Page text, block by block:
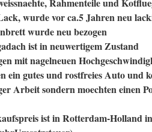
wurde vor ca.5 Jahren neu
wurde neu bezogen
ist in neuwertigem Zustand
mit nagelneuen
ein gutes und rostfreies Auto
Arbeit sondern moechten einen
ist in Rotterdam-Holland